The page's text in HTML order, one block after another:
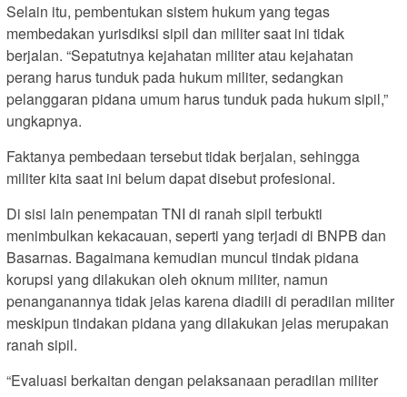
Selain itu, pembentukan sistem hukum yang tegas
membedakan yurisdiksi sipil dan militer saat ini tidak
berjalan. “Sepatutnya kejahatan militer atau kejahatan
perang harus tunduk pada hukum militer, sedangkan
pelanggaran pidana umum harus tunduk pada hukum sipil,”
ungkapnya.
Faktanya pembedaan tersebut tidak berjalan, sehingga
militer kita saat ini belum dapat disebut profesional.
Di sisi lain penempatan TNI di ranah sipil terbukti
menimbulkan kekacauan, seperti yang terjadi di BNPB dan
Basarnas. Bagaimana kemudian muncul tindak pidana
korupsi yang dilakukan oleh oknum militer, namun
penanganannya tidak jelas karena diadili di peradilan militer
meskipun tindakan pidana yang dilakukan jelas merupakan
ranah sipil.
“Evaluasi berkaitan dengan pelaksanaan peradilan militer